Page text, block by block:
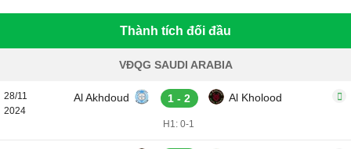
Thành tích đối đầu
VĐQG SAUDI ARABIA
28/11
2024
Al Akhdoud 1 - 2 Al Kholood
H1: 0-1